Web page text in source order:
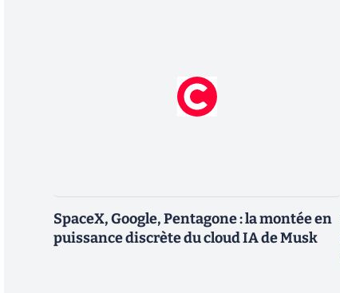
SpaceX, Google, Pentagone : la montée en
puissance discrète du cloud IA de Musk